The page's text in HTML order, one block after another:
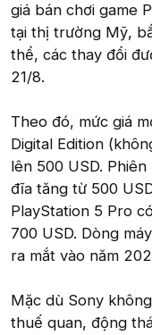
giá bán chơi game
tại thị trường Mỹ,
thể, các thay đổi
21/8.
Theo đó, mức giá
Digital Edition
lên 500 USD.
đĩa tăng từ 500
PlayStation 5 Pro
700 USD. Dòng
ra mắt vào năm
Mặc dù Sony
thuế quan, động